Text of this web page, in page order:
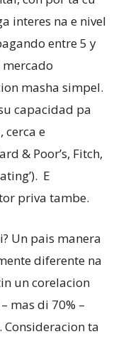
interes na e nivel
entre 5 y
masha simpel.
capacidad pa
cerca e
& Poor’s, Fitch,
E
priva tambe.
Un pais manera
diferente na
un corelacion
mas di 70% –
ta